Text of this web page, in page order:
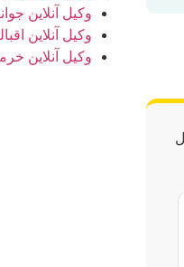
وکیل آنلاین
وکیل آنلاین
وکیل آنلاین